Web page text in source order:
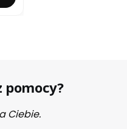
pomocy?
Ciebie.